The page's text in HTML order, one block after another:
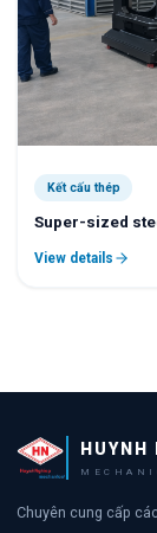
Kết cấu thép
Super-sized
View details
HUYNH
Chuyên cung cấp